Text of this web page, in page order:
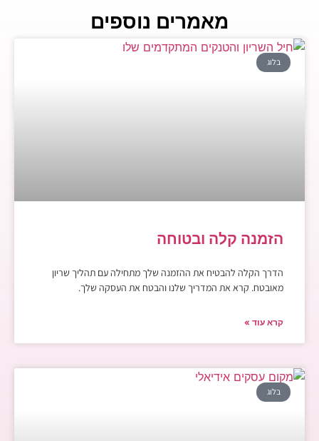
מאמרים נוספים
בלוג
הזמנה קלה ובטוחה
הדרך הקלה להבטיח את ההזמנה שלך מתחילה עם תהליך שריון
מאובטח. קרא את המדריך שלנו והבטח את העסקה שלך.
קרא עוד »
בלוג